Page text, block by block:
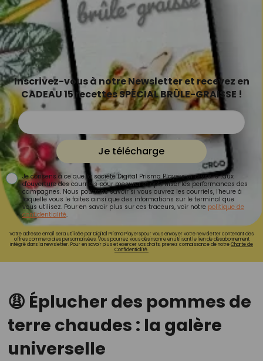
Inscrivez-vous à notre Newsletter et recevez en
CADEAU 15 recettes SPÉCIAL BRÛLE-GRAISSE !
Je télécharge
Je consens à ce que la société Digital Prisma Players analyse le taux
d'ouverture des courriels pour mesurer et optimiser les performances des
campagnes. Nous pourrons savoir si vous ouvrez les courriels, l'heure à
laquelle vous le faites ainsi que des informations sur le terminal que
vous utilisez. Pour en savoir plus sur ces traceurs, voir notre politique de
confidentialité.
Votre adresse email sera utilisée par Digital Prisma Playerspour vous envoyer votre newsletter contenant des
offres commerciales personnalisées. Vous pourrez vous désinscrire en utilisant le lien de désabonnement
intégré dans la newsletter. Pour en savoir plus et exercer vos droits, prenez connaissance de notreCharte de
Confidentialité.
😩 Éplucher des pommes de
terre chaudes : la galère
universelle